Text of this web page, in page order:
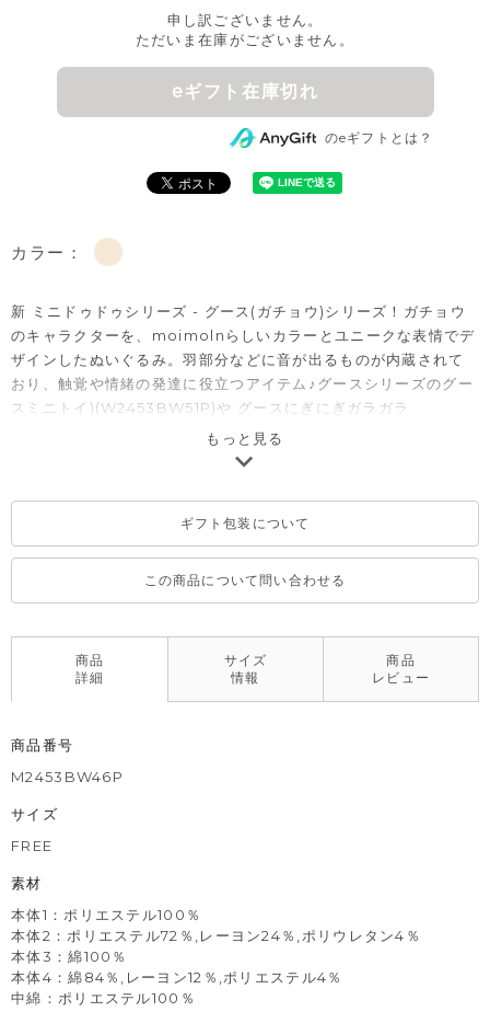
申し訳ございません。
ただいま在庫がございません。
eギフト在庫切れ
のeギフトとは？
カラー：
新 ミニドゥドゥシリーズ - グース(ガチョウ)シリーズ！ガチョウ
のキャラクターを、moimolnらしいカラーとユニークな表情でデ
ザインしたぬいぐるみ。羽部分などに音が出るものが内蔵されて
おり、触覚や情緒の発達に役立つアイテム♪グースシリーズのグー
スミニトイ)(W2453BW51P)や グースにぎにぎガラガラ
(W2453BW54P)とセット使いがおすすめです。
もっと見る
ギフト包装について
この商品について問い合わせる
商品
詳細
サイズ
情報
商品
レビュー
商品番号
M2453BW46P
サイズ
FREE
素材
本体1：ポリエステル100％
本体2：ポリエステル72％,レーヨン24％,ポリウレタン4％
本体3：綿100％
本体4：綿84％,レーヨン12％,ポリエステル4％
中綿：ポリエステル100％